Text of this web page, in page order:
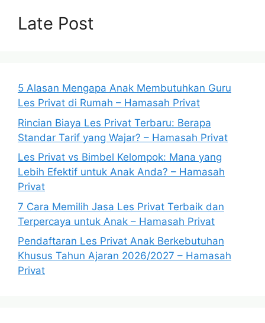
Late Post
5 Alasan Mengapa Anak Membutuhkan Guru
Les Privat di Rumah – Hamasah Privat
Rincian Biaya Les Privat Terbaru: Berapa
Standar Tarif yang Wajar? – Hamasah Privat
Les Privat vs Bimbel Kelompok: Mana yang
Lebih Efektif untuk Anak Anda? – Hamasah
Privat
7 Cara Memilih Jasa Les Privat Terbaik dan
Terpercaya untuk Anak – Hamasah Privat
Pendaftaran Les Privat Anak Berkebutuhan
Khusus Tahun Ajaran 2026/2027 – Hamasah
Privat